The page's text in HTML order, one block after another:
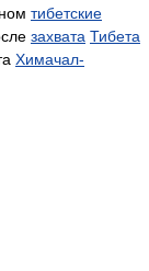
тибетские
захвата Тибета
Химачал-